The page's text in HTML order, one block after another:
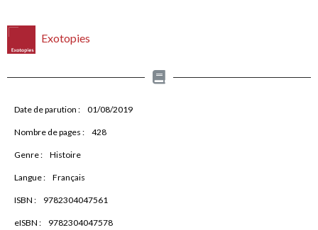
Exotopies
Date de parution : 01/08/2019
Nombre de pages : 428
Genre : Histoire
Langue : Français
ISBN : 9782304047561
eISBN : 9782304047578